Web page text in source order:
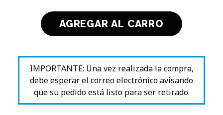
IMPORTANTE: Una vez realizada la compra,
debe esperar el correo electrónico avisando
que su pedido está listo para ser retirado.